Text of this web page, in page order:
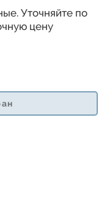
Уточняйте по
цену